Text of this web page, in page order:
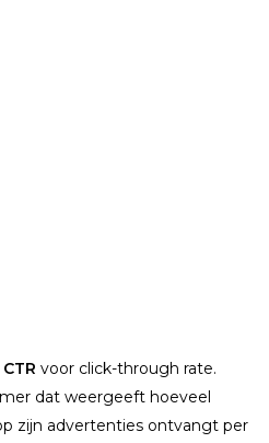
CTR voor click-through rate.
dat weergeeft hoeveel
zijn advertenties ontvangt per